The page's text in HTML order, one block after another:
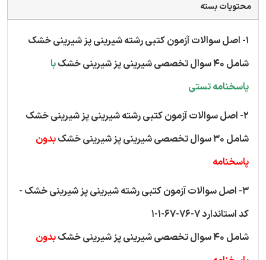
محتویات بسته
1- اصل سوالات آزمون کتبی رشته شیرینی پز شیرینی خشک
شامل 40 سوال تخصصی شیرینی پز شیرینی خشک
با
پاسخنامه تستی
2- اصل سوالات آزمون کتبی رشته شیرینی پز شیرینی خشک
شامل 30 سوال تخصصی شیرینی پز شیرینی خشک
بدون
پاسخنامه
3- اصل سوالات آزمون کتبی رشته شیرینی پز شیرینی خشک -
کد استاندارد 7-76-67-1-1
شامل 40 سوال تخصصی شیرینی پز شیرینی خشک
بدون